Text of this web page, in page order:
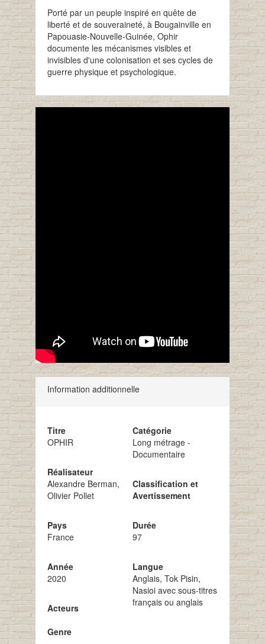
Porté par un peuple inspiré en quête de
liberté et de souveraineté, à Bougainville en
Papouasie-Nouvelle-Guinée, Ophir
documente les mécanismes visibles et
invisibles d'une colonisation et ses cycles de
guerre physique et psychologique.
Information additionnelle
Titre
OPHIR
Réalisateur
Alexandre Berman,
Olivier Pollet
Pays
France
Année
2020
Acteurs
Catégorie
Long métrage -
Documentaire
Classification et
Avertissement
Durée
97
Langue
Anglais, Tok Pisin,
Nasioi avec sous-titres
français ou anglais
Genre